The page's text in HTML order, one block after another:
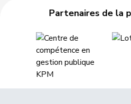
Partenaires de la